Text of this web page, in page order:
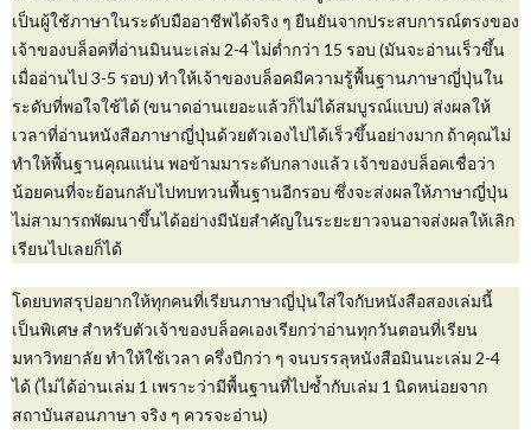
เป็นผู้ใช้ภาษาในระดับมืออาชีพได้จริง ๆ ยืนยันจากประสบการณ์ตรงของ
เจ้าของบล็อคที่อ่านมินนะเล่ม 2-4 ไม่ต่ำกว่า 15 รอบ (มันจะอ่านเร็วขึ้น
เมื่ออ่านไป 3-5 รอบ) ทำให้เจ้าของบล็อคมีความรู้พื้นฐานภาษาญี่ปุ่นใน
ระดับที่พอใจใช้ได้ (ขนาดอ่านเยอะแล้วก็ไม่ได้สมบูรณ์แบบ) ส่งผลให้
เวลาที่อ่านหนังสือภาษาญี่ปุ่นด้วยตัวเองไปได้เร็วขึ้นอย่างมาก ถ้าคุณไม่
ทำให้พื้นฐานคุณแน่น พอข้ามมาระดับกลางแล้ว เจ้าของบล็อคเชื่อว่า
น้อยคนที่จะย้อนกลับไปทบทวนพื้นฐานอีกรอบ ซึ่งจะส่งผลให้ภาษาญี่ปุ่น
ไม่สามารถพัฒนาขึ้นได้อย่างมีนัยสำคัญในระยะยาวจนอาจส่งผลให้เลิก
เรียนไปเลยก็ได้
โดยบทสรุปอยากให้ทุกคนที่เรียนภาษาญี่ปุ่นใส่ใจกับหนังสือสองเล่มนี้
เป็นพิเศษ สำหรับตัวเจ้าของบล็อคเองเรียกว่าอ่านทุกวันตอนที่เรียน
มหาวิทยาลัย ทำให้ใช้เวลา ครึ่งปีกว่า ๆ จนบรรลุหนังสือมินนะเล่ม 2-4
ได้ (ไม่ได้อ่านเล่ม 1 เพราะว่ามีพื้นฐานที่ไปซ้ำกับเล่ม 1 นิดหน่อยจาก
สถาบันสอนภาษา จริง ๆ ควรจะอ่าน)